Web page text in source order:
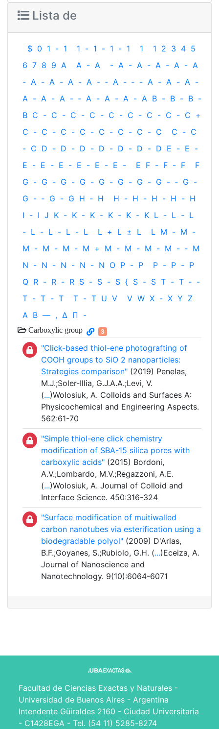
Lista de
$ 0 1 - 1 1 - 1 - 1 - 1 1 1 2 3 4 5
6 7 8 9 A A - A - A - A - A - A - A
- A - A - A - A - ‐ A - ‐ - A - A - A -
A - A - A - ‐ A - A - A - A B - B - B -
B C - C - C - C - C - C - C - C - C +
C - C - C - C - C - C - C - C C - C
- C D - D - D - D - D - D - D E - E -
E - E - E - E - E - E - E F - F - F
F
G - G - G - G - G - G - G - G - ‐ G -
G - ‐ G - G H ‐ H H - H - H - H - H
I - I J K - K - K - K - K - K L - L - L
- L - L - L - L L + L ± L L M - M -
M - M - M - M + M - M - M - M - ‐ M
N - N - N - N - N O P - P P - P - P
Q R - R - R S - S - S { S - S T - T ‐ -
T - T - T T - T U V V W X - X Y Z
Α Β — , Δ Π -
Carboxylic group 3
"Click-based thiol-ene photografting of
COOH groups to SiO 2 nanoparticles:
Strategies comparison" (2019) Penelas,
M.J.;Soler-Illia, G.J.A.A.;Levi, V.
(...)Wolosiuk, A. Colloids and Surfaces A:
Physicochemical and Engineering Aspects.
562:61-70
"Simple thiol-ene click chemistry
modification of SBA-15 silica pores with
carboxylic acids" (2015) Bordoni,
A.V.;Lombardo, M.V.;Regazzoni, A.E.
(...)Wolosiuk, A. Journal of Colloid and
Interface Science. 450:316-324
"Surface modification of muitiwalled
carbon nanotubes via esterification using a
biodegradable polyol" (2009) D'Arlas,
B.F.;Goyanes, S.;Rubiolo, G.H. (...)Eceiza, A.
Journal of Nanoscience and
Nanotechnology. 9(10):6064-6071
Facultad de Ciencias Exactas y Naturales -
Universidad de Buenos Aires - Argentina
Intendente Güiraldes 2160 - Ciudad Universitaria
- C1428EGA - Tel. (54 11) 5285-8274